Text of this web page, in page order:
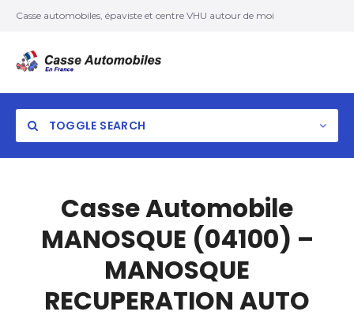
Casse automobiles, épaviste et centre VHU autour de moi
TOGGLE SEARCH
Casse Automobile
MANOSQUE (04100) –
MANOSQUE
RECUPERATION AUTO